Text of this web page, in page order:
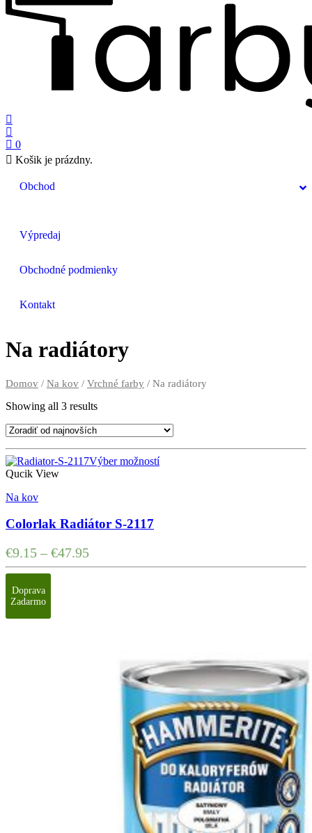
0
Košik je prázdny.
Obchod
Výpredaj
Obchodné podmienky
Kontakt
Na radiátory
Domov / Na kov / Vrchné farby / Na radiátory
Showing all 3 results
Výber možností
Qucik View
Na kov
Colorlak Radiátor S-2117
€9.15 – €47.95
Doprava
Zadarmo